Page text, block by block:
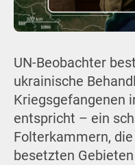
UN-Beobachter
ukrainische
Kriegsgefangenen
entspricht – ein
Folterkammern,
besetzten